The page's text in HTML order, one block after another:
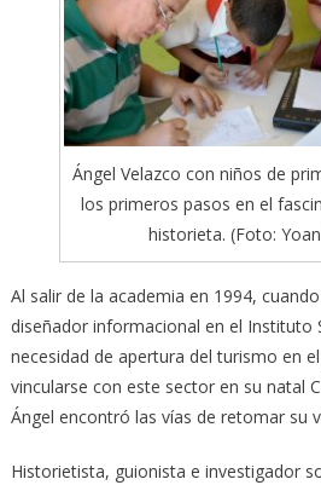
Ángel Velazco con niños de
los primeros pasos en el
historieta. (Foto:
Al salir de la academia en 1994,
diseñador informacional en el Instituto
necesidad de apertura del turismo en
vincularse con este sector en su natal
Ángel encontró las vías de retomar su
Historietista, guionista e investigador